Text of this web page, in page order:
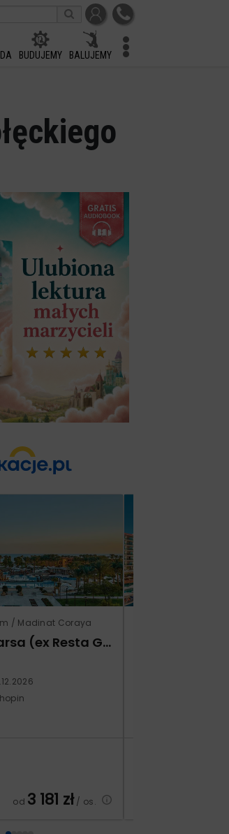
BUDUJEMY BALUJEMY
/ Madinat Coraya
Jaz Grand Marsa (ex Resta Grand Resort)
od 3 181 zł/ os.